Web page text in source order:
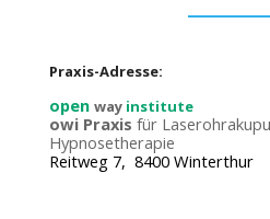
Praxis-Adresse:
open wayinstitute
owi Praxis für
Hypnosetherapie
Reitweg 7, 8400 Winterthur